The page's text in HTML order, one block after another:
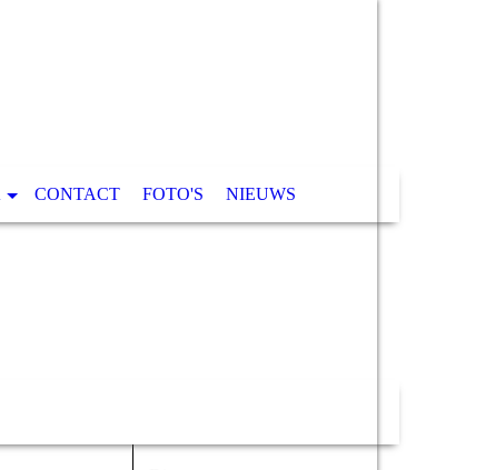
CONTACT FOTO'S NIEUWS